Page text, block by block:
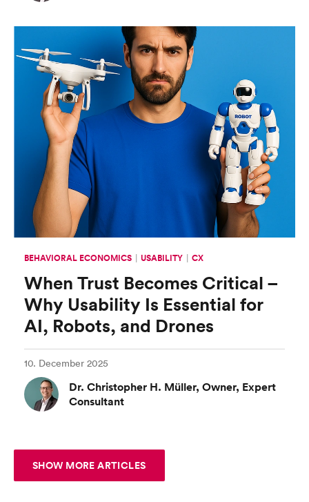
BEHAVIORAL ECONOMICS USABILITY CX
When Trust Becomes Critical –
Why Usability Is Essential for
AI, Robots, and Drones
10. December 2025
Dr. Christopher H. Müller, Owner, Expert
Consultant
SHOW MORE ARTICLES